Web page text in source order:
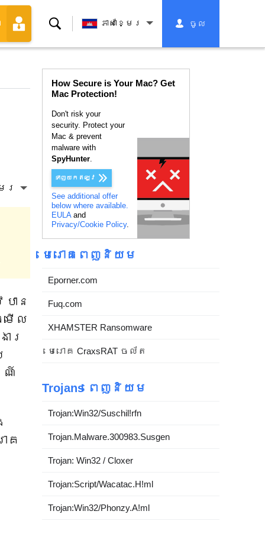
ស្វែងរក ភាសាខ្មែរ ចូល
ែរ
ាន
ើល
រ
ណ៍
គ
How Secure is Your Mac? Get
Mac Protection!
Don't risk your
security. Protect your
Mac & prevent
malware with
SpyHunter.
ទាញ​យក​ឥឡូវ
See additional offer
below where available.
EULAand
Privacy/Cookie Policy.
មេរោគពេញនិយម
Eporner.com
Fuq.com
XHAMSTER Ransomware
មេរោគ CraxsRAT ចល័ត
Trojans ពេញនិយម
Trojan:Win32/Suschil!rfn
Trojan.Malware.300983.Susgen
Trojan: Win32 / Cloxer
Trojan:Script/Wacatac.H!ml
Trojan:Win32/Phonzy.A!ml